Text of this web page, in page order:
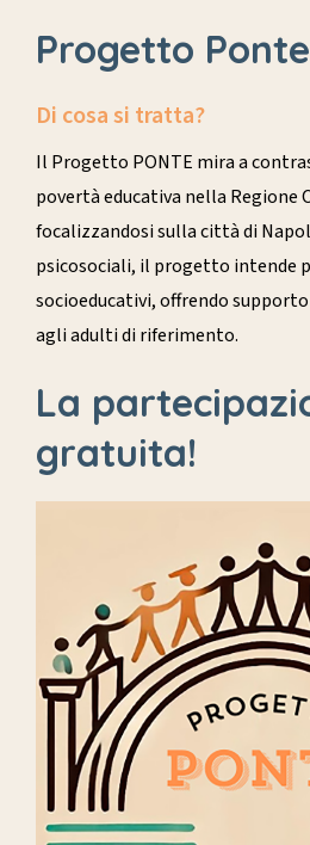
Progetto Ponte
Di cosa si tratta?
Il Progetto PONTE mira a
povertà educativa nella Regione
focalizzandosi sulla città di
psicosociali, il progetto intende
socioeducativi, offrendo
agli adulti di riferimento.
La
gratuita!